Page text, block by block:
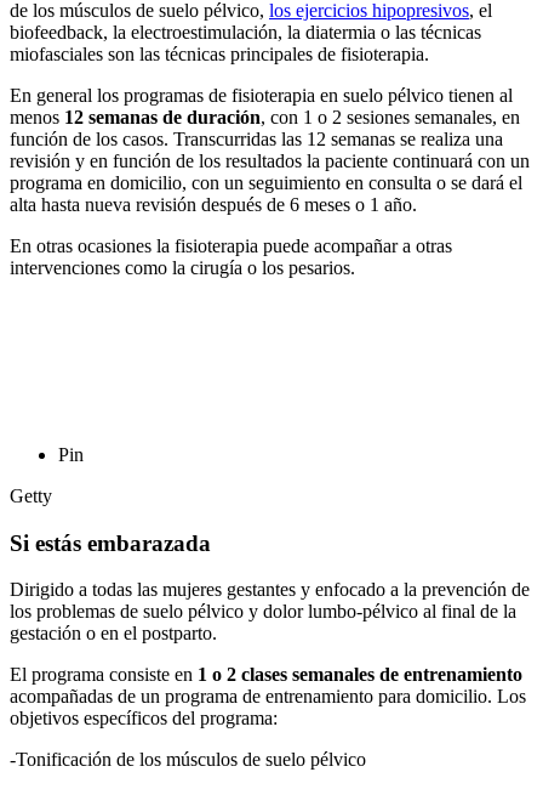
de los músculos de suelo pélvico, los ejercicios hipopresivos, el
biofeedback, la electroestimulación, la diatermia o las técnicas
miofasciales son las técnicas principales de fisioterapia.
En general los programas de fisioterapia en suelo pélvico tienen al
menos 12 semanas de duración, con 1 o 2 sesiones semanales, en
función de los casos. Transcurridas las 12 semanas se realiza una
revisión y en función de los resultados la paciente continuará con un
programa en domicilio, con un seguimiento en consulta o se dará el
alta hasta nueva revisión después de 6 meses o 1 año.
En otras ocasiones la fisioterapia puede acompañar a otras
intervenciones como la cirugía o los pesarios.
Pin
Getty
Si estás embarazada
Dirigido a todas las mujeres gestantes y enfocado a la prevención de
los problemas de suelo pélvico y dolor lumbo-pélvico al final de la
gestación o en el postparto.
El programa consiste en 1 o 2 clases semanales de entrenamiento
acompañadas de un programa de entrenamiento para domicilio. Los
objetivos específicos del programa:
-Tonificación de los músculos de suelo pélvico